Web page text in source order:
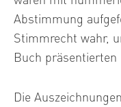
Abstimmung
Stimmrecht wahr,
Buch präsentierten
Die